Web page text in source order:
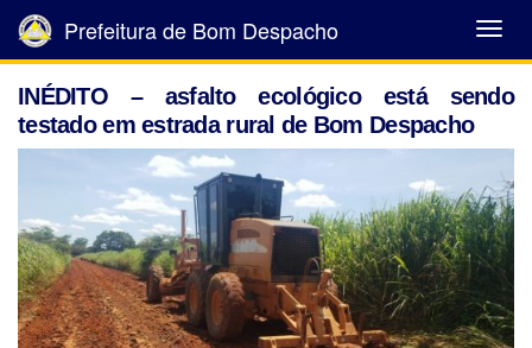
Abrir
Menu
Prefeitura de Bom Despacho
INÉDITO – asfalto ecológico está sendo
testado em estrada rural de Bom Despacho